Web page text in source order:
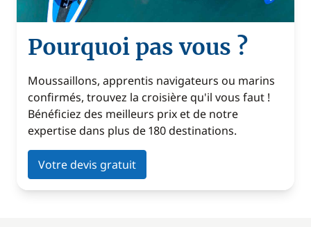
Pourquoi pas vous ?
Moussaillons, apprentis navigateurs ou marins
confirmés, trouvez la croisière qu'il vous faut !
Bénéficiez des meilleurs prix et de notre
expertise dans plus de 180 destinations.
Votre devis gratuit